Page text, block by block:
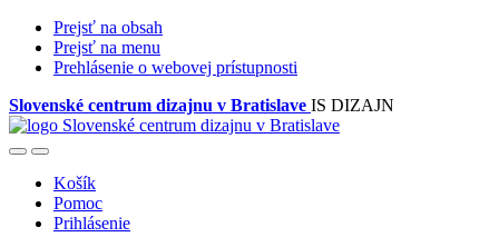
Prejsť na obsah
Prejsť na menu
Prehlásenie o webovej prístupnosti
Slovenské centrum dizajnu v Bratislave IS DIZAJN
Košík
Pomoc
Prihlásenie